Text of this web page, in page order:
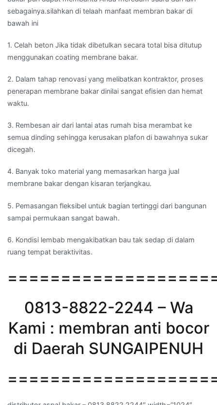
sebagainya.silahkan di telaah manfaat membran bakar di
bawah ini
1. Celah beton Jika tidak dibetulkan secara total bisa ditutup
menggunakan coating membrane bakar.
2. Dalam tahap renovasi yang melibatkan kontraktor, proses
penerapan membrane bakar dinilai sangat efisien dan hemat
waktu.
3. Rembesan air dari lantai atas rumah bisa merambat ke
semua dinding sehingga kerusakan plafon di bawahnya sukar
dicegah.
4. Banyak toko material yang memasarkan harga jual
membrane bakar dengan kisaran terjangkau.
5. Pemasangan fleksibel untuk bagian tertinggi dari bangunan
sampai permukaan sangat bawah.
6. Kondisi lembab mengakibatkan bau tak sedap di dalam
ruang tempat beraktivitas.
0813-8822-2244 – Wa
Kami : membran anti bocor
di Daerah SUNGAIPENUH